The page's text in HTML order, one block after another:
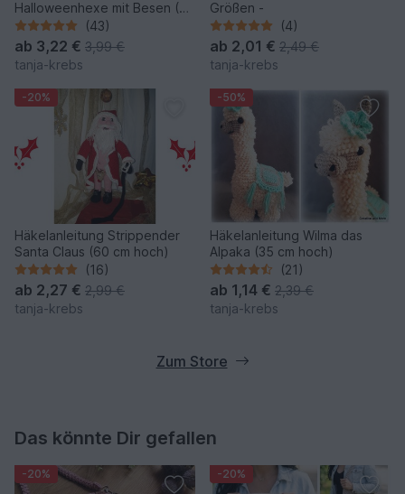
Halloweenhexe mit Besen (80
cm hoch)
(43)
ab 3,22 € 3,99 €
tanja-krebs
Größen -
(4)
ab 2,01 € 2,49 €
tanja-krebs
-20%
Häkelanleitung Strippender
Santa Claus (60 cm hoch)
(16)
ab 2,27 € 2,99 €
tanja-krebs
-50%
Häkelanleitung Wilma das
Alpaka (35 cm hoch)
(21)
ab 1,14 € 2,39 €
tanja-krebs
Zum Store
Das könnte Dir gefallen
-20% -20%